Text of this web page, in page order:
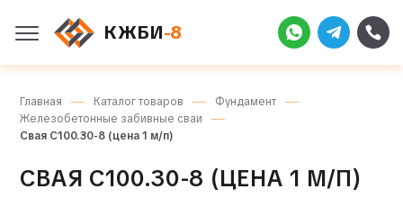
КЖБИ-8
Главная Каталог товаров
Фундамент
Железобетонные забивные сваи
Свая С100.30-8 (цена 1 м/п)
СВАЯ С100.30-8 (ЦЕНА 1 М/П)